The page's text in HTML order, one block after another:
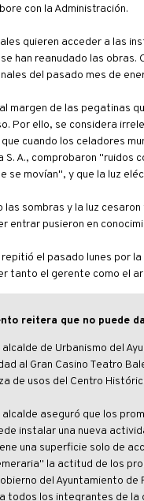
con la Administración.
quieren acceder a las
han reanudado las
del pasado mes de
margen de las pegatinas
Por ello, se considera
cuando los celadores
S. A., comprobaron
se movían", y que la luz
las sombras y la luz
entrar pusieron en
el pasado lunes por
tanto el gerente como el
reitera que no puede
de Urbanismo del
al Gran Casino Teatro
de usos del Centro
aseguró que los
instalar una nueva
una superficie solo de
la actitud de los
del Ayuntamiento
todos los integrantes de